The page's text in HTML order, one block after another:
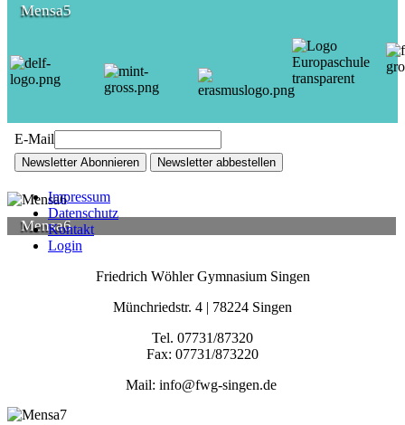
Mensa5
Mensa6
E-Mail
Newsletter Abonnieren Newsletter abbestellen
Impressum
Datenschutz
Kontakt
Login
Friedrich Wöhler Gymnasium Singen
Münchriedstr. 4 | 78224 Singen
Tel. 07731/87320
Fax: 07731/873220
Mail: info@fwg-singen.de